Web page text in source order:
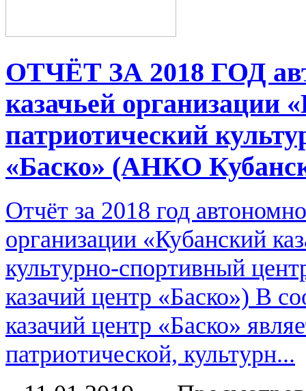
ОТЧЁТ ЗА 2018 ГОД
казачьей организации
патриотический
«Баско» (АНКО
Отчёт за 2018 год
организации «Кубанский
культурно-спортивный
казачий центр «Баско») В
казачий центр «Баско»
патриотической, культурн...